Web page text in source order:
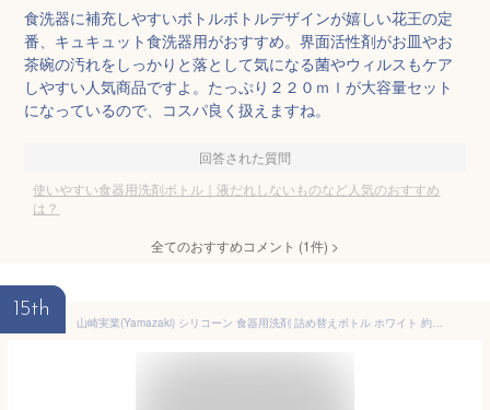
食洗器に補充しやすいボトルボトルデザインが嬉しい花王の定
番、キュキュット食洗器用がおすすめ。界面活性剤がお皿やお
茶碗の汚れをしっかりと落として気になる菌やウィルスもケア
しやすい人気商品ですよ。たっぷり２２０ｍｌが大容量セット
になっているので、コスパ良く扱えますね。
回答された質問
使いやすい食器用洗剤ボトル｜液だれしないものなど人気のおすすめ
は？
全てのおすすめコメント (1件) >
15th
山崎実業(Yamazaki) シリコーン 食器用洗剤 詰め替えボトル ホワイト 約W5×D 5×H17.2cm タワー tower 詰め替え容器 キッチン お手入れ簡単 3777